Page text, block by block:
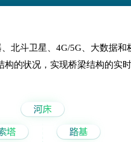
、北斗卫星、4G/5G、大数据
的状况，实现桥梁结构的实